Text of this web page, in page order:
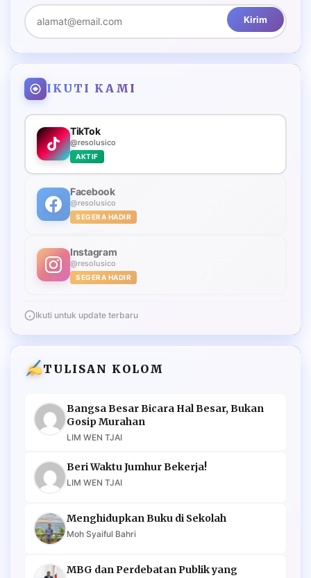
Kirim
IKUTI KAMI
TikTok
@resolusico
AKTIF
Facebook
@resolusico
SEGERA HADIR
Instagram
@resolusico
SEGERA HADIR
Ikuti untuk update terbaru
TULISAN KOLOM
Bangsa Besar Bicara Hal Besar, Bukan
Gosip Murahan
LIM WEN TJAI
Beri Waktu Jumhur Bekerja!
LIM WEN TJAI
Menghidupkan Buku di Sekolah
Moh Syaiful Bahri
MBG dan Perdebatan Publik yang